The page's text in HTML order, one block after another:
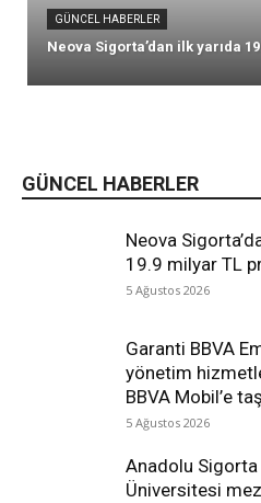
GÜNCEL HABERLER
Neova
19.9 milyar TL
5 Ağustos 2026
Garanti BBVA
yönetim
BBVA Mobil’e
5 Ağustos 2026
Anadolu
Üniversitesi
GÜNCEL HABERLER
Neova Sigorta’dan ilk yarıda